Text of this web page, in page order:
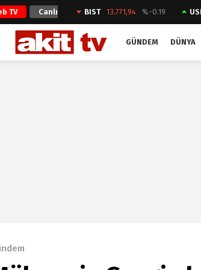
TV Canlı
Yayın
BIST 13.771,94 %-0.19
GÜNDEM DÜNYA